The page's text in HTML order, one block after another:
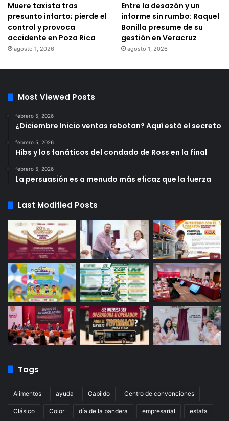
Muere taxista tras
presunto infarto; pierde el
control y provoca
accidente en Poza Rica
agosto 1, 2026
Entre la desazón y un
informe sin rumbo: Raquel
Bonilla presume de su
gestión en Veracruz
agosto 1, 2026
Most Viewed Posts
febrero 5, 2026
¿Diciembre Inicio ventas rebotan? Aquí está el secreto
febrero 5, 2026
Hibs y los fanáticos del condado de Ross en la final
febrero 5, 2026
La persuasión es a menudo más eficaz que la fuerza
Last Modified Posts
Tags
Alimentos ayuda Cabildo Centro de convenciones
Clásico Color día de la bandera empresarial estafa